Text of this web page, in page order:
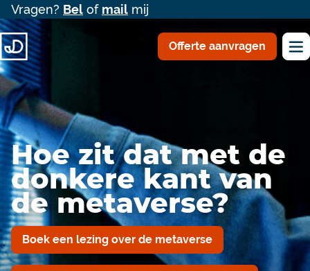
Vragen? Bel of mail mij
Offerte aanvragen
Hoe zit dat met de
donkere kant van
de metaverse?
Boek een lezing over de metaverse